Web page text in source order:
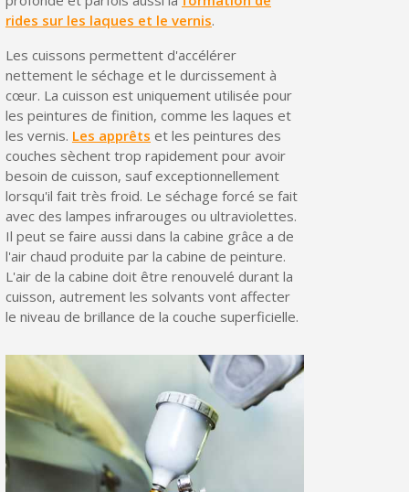
rides sur les laques et le vernis.
Les cuissons permettent d'accélérer
nettement le séchage et le durcissement à
cœur. La cuisson est uniquement utilisée pour
les peintures de finition, comme les laques et
les vernis. Les apprêts et les peintures des
couches sèchent trop rapidement pour avoir
besoin de cuisson, sauf exceptionnellement
lorsqu'il fait très froid. Le séchage forcé se fait
avec des lampes infrarouges ou ultraviolettes.
Il peut se faire aussi dans la cabine grâce a de
l'air chaud produite par la cabine de peinture.
L'air de la cabine doit être renouvelé durant la
cuisson, autrement les solvants vont affecter
le niveau de brillance de la couche superficielle.